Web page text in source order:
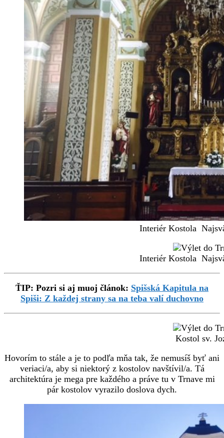
Interiér Kostola
Interiér Kostola
ŤIP: Pozri si aj muoj článok: Spišská Kapitula na
Spiši: Z každej strany sa na teba valí duchovno
Kostol sv.
Hovorím to stále a je to podľa mňa tak, že nemusíš byť ani
veriaci/a, aby si niektorý z kostolov navštívil/a. Tá
architektúra je mega pre každého a práve tu v Trnave mi
pár kostolov vyrazilo doslova dych.